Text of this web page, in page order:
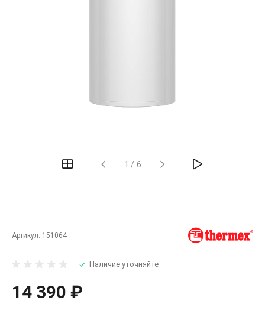
1 / 6
Артикул: 151064
Наличие уточняйте
14 390 ₽